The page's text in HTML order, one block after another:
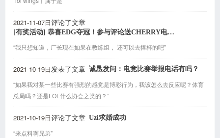
2021-11-07日评论了文章
[有奖活动] 恭喜EDG夺冠！参与评论送CHERRY电竞外设
“我只想知道，厂长现在如果在教练组， 还可以去捧杯的吧”
2021-10-19日发表了文章 诚恳发问：电竞比赛举报电话有吗？
“如果我对某一些比赛有强烈的感觉是博彩行为，我该怎么去反应呢？体育
总局吗？还是LOL什么协会之类的？”
2021-10-19日评论了文章 Uzi求婚成功
“来点料啊兄弟”